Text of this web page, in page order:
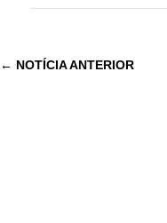
← NOTÍCIA ANTERIOR